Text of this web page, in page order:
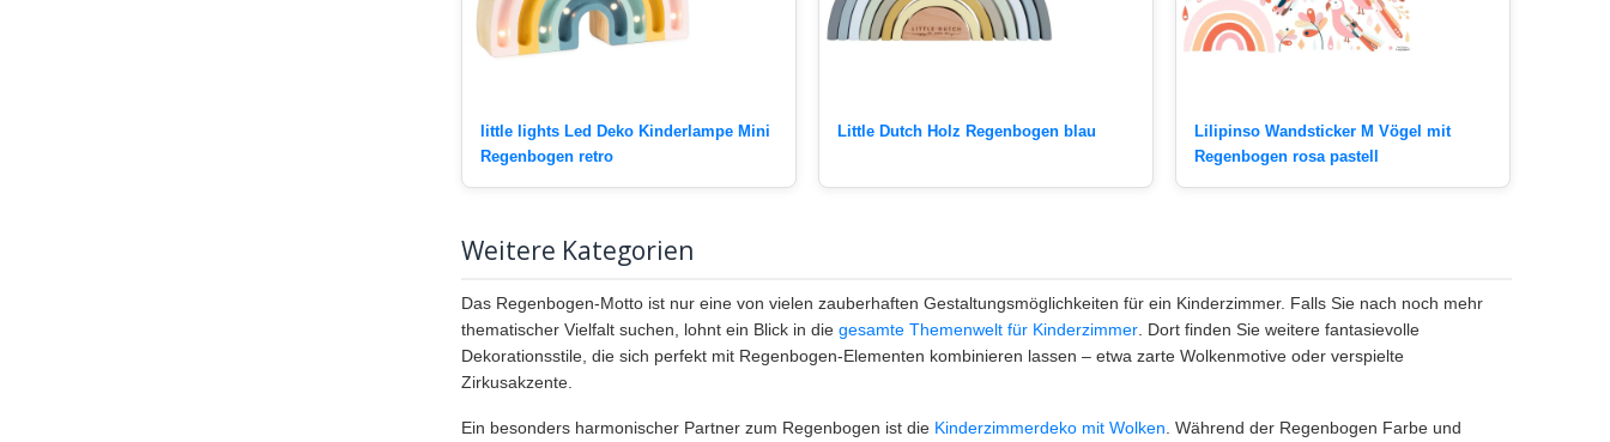
little lights Led Deko Kinderlampe Mini
Regenbogen retro
Little Dutch Holz Regenbogen blau
Lilipinso Wandsticker M Vögel mit
Regenbogen rosa pastell
Weitere Kategorien
Das Regenbogen-Motto ist nur eine von vielen zauberhaften Gestaltungsmöglichkeiten für ein Kinderzimmer. Falls Sie nach noch mehr
thematischer Vielfalt suchen, lohnt ein Blick in die gesamte Themenwelt für Kinderzimmer. Dort finden Sie weitere fantasievolle
Dekorationsstile, die sich perfekt mit Regenbogen-Elementen kombinieren lassen – etwa zarte Wolkenmotive oder verspielte
Zirkusakzente.
Ein besonders harmonischer Partner zum Regenbogen ist die Kinderzimmerdeko mit Wolken . Während der Regenbogen Farbe und